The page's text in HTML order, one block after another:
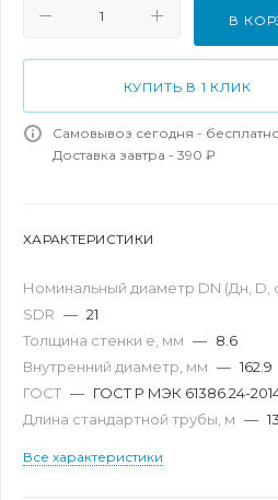
В
КУПИТЬ В 1 КЛИК
Самовывоз сегодня -
Доставка завтра - 390 ₽
ХАРАКТЕРИСТИКИ
Номинальный диаметр DN (Дн, D,
SDR — 21
Толщина стенки e, мм — 8.6
Внутренний диаметр, мм — 162.9
ГОСТ — ГОСТ Р МЭК 61386.24-
Длина стандартной трубы, м — 13
Все характеристики